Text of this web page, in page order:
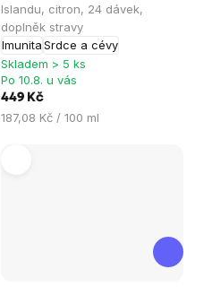
Islandu, citron, 24 dávek,
doplněk stravy
ImunitaSrdce a cévy
je
5,0
z
5
hvězdiček.
Skladem > 5 ks
Po 10.8. u vás
449 Kč
Měrná
187,08 Kč / 100 ml